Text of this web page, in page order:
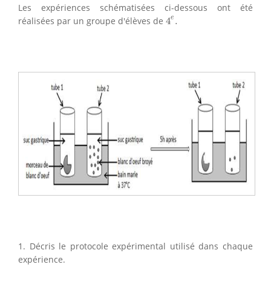
Les expériences schématisées ci-dessous ont été
réalisées par un groupe d'élèves de 4e .
4e.
1. Décris le protocole expérimental utilisé dans chaque
expérience.